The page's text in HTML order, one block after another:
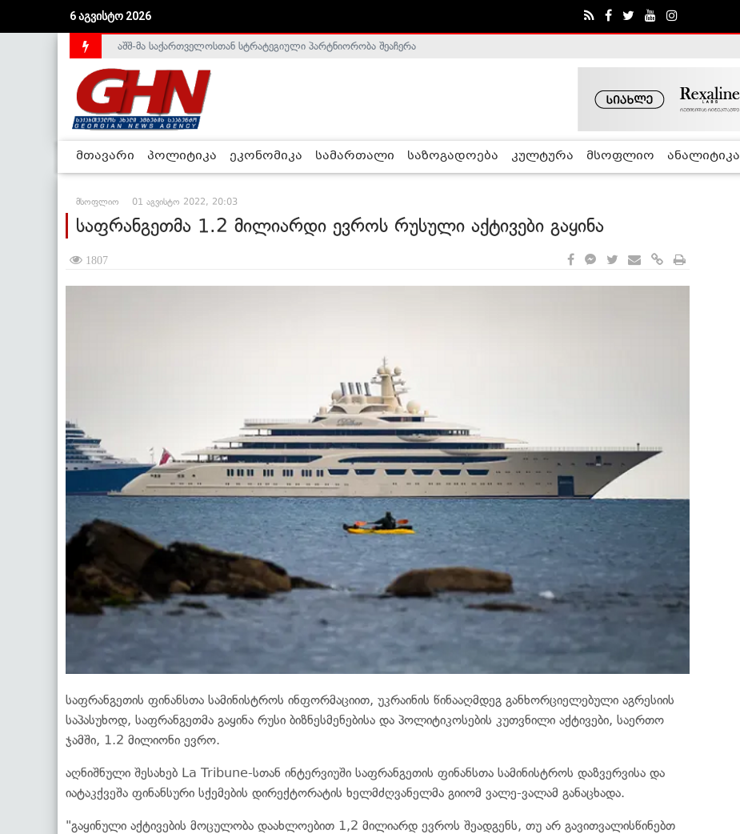
6 აგვისტო 2026
საქართველოს დე-ფაქტო მთავრობა არალეგიტიმურია - ჰელსინკის კომისია
აშშ-მა საქართველოსთან სტრატეგიული პარტნიორობა შეაჩერა
მთავარი პოლიტიკა ეკონომიკა სამართალი საზოგადოება კულტურა მსოფლიო ანალიტიკა
მსოფლიო 01 აგვისტო 2022, 20:03
საფრანგეთმა 1.2 მილიარდი ევროს რუსული აქტივები გაყინა
1807
საფრანგეთის ფინანსთა სამინისტროს ინფორმაციით, უკრაინის წინააღმდეგ განხორციელებული აგრესიის
საპასუხოდ, საფრანგეთმა გაყინა რუსი ბიზნესმენებისა და პოლიტიკოსების კუთვნილი აქტივები, საერთო
ჯამში, 1.2 მილიონი ევრო.
აღნიშნული შესახებ La Tribune-სთან ინტერვიუში საფრანგეთის ფინანსთა სამინისტროს დაზვერვისა და
იატაკქვეშა ფინანსური სქემების დირექტორატის ხელმძღვანელმა გიიომ ვალე-ვალამ განაცხადა.
"გაყინული აქტივების მოცულობა დაახლოებით 1,2 მილიარდ ევროს შეადგენს, თუ არ გავითვალისწინებთ